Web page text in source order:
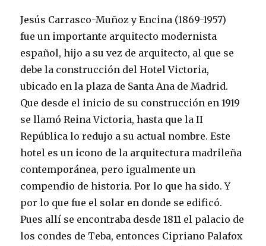
Jesús Carrasco-Muñoz y Encina (1869-1957)
fue un importante arquitecto modernista
español, hijo a su vez de arquitecto, al que se
debe la construcción del Hotel Victoria,
ubicado en la plaza de Santa Ana de Madrid.
Que desde el inicio de su construcción en 1919
se llamó Reina Victoria, hasta que la II
República lo redujo a su actual nombre. Este
hotel es un icono de la arquitectura madrileña
contemporánea, pero igualmente un
compendio de historia. Por lo que ha sido. Y
por lo que fue el solar en donde se edificó.
Pues allí se encontraba desde 1811 el palacio de
los condes de Teba, entonces Cipriano Palafox